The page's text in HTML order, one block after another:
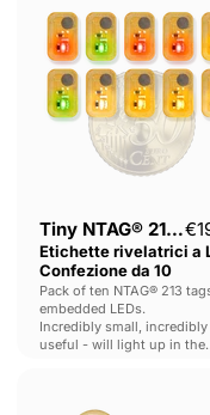
213
-
Etichette
rivelatrici
a
LED
-
da
10
Tiny NTAG® 213 -
Etichette rivelatrici a
Confezione da 10
Pack of ten NTAG® 213
embedded LEDs.
Incredibly small, incredibly
useful - will light up in the